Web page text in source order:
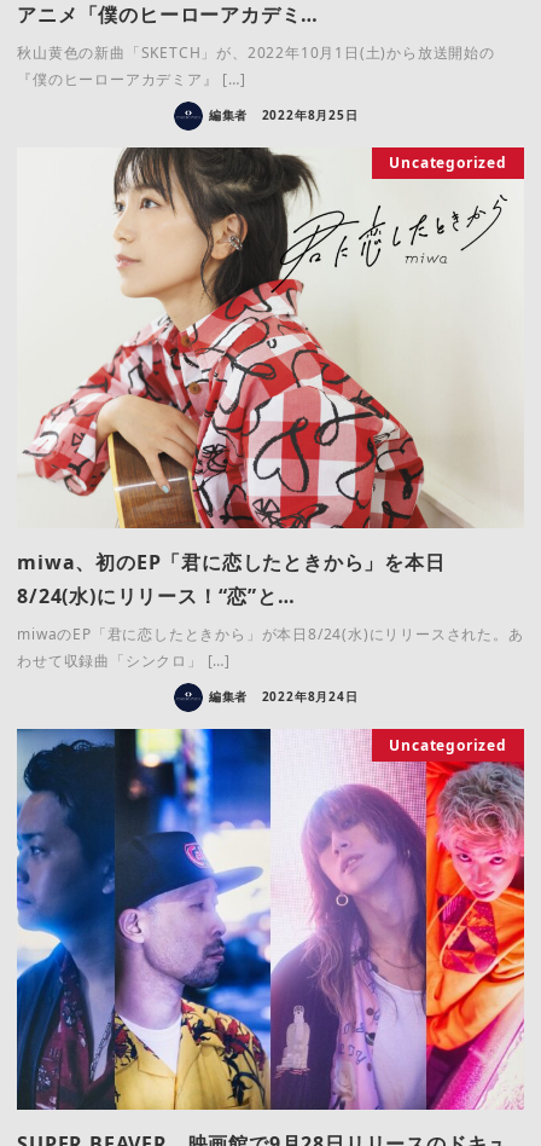
アニメ「僕のヒーローアカデミ…
秋山黄色の新曲「SKETCH」が、2022年10月1日(土)から放送開始の
『僕のヒーローアカデミア』 […]
編集者 2022年8月25日
Uncategorized
miwa、初のEP「君に恋したときから」を本日
8/24(水)にリリース！“恋”と…
miwaのEP「君に恋したときから」が本日8/24(水)にリリースされた。あ
わせて収録曲「シンクロ」 […]
編集者 2022年8月24日
Uncategorized